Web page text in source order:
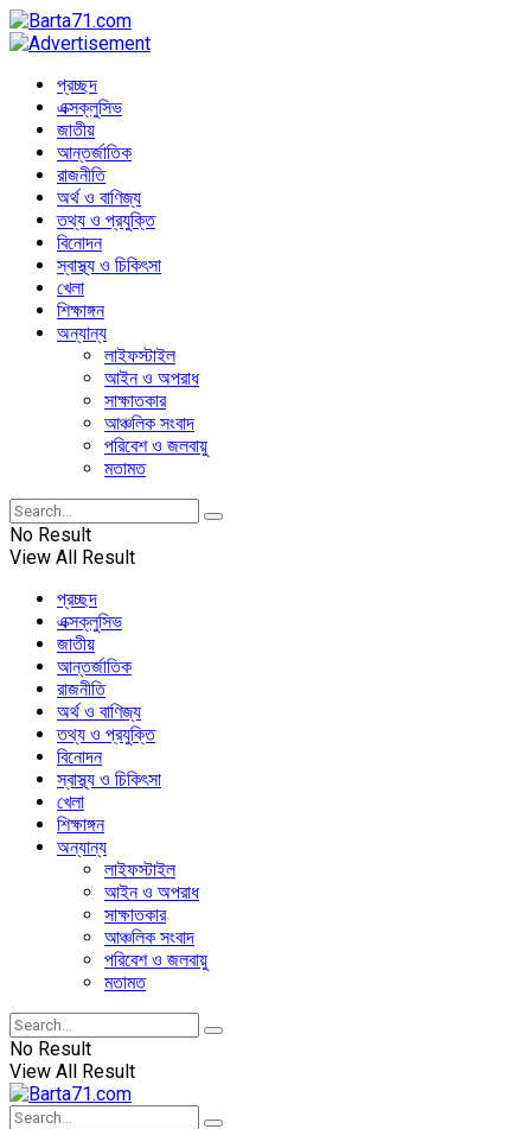
প্রচ্ছদ
এক্সক্লুসিভ
জাতীয়
আন্তর্জাতিক
রাজনীতি
অর্থ ও বাণিজ্য
তথ্য ও প্রযুক্তি
বিনোদন
স্বাস্থ্য ও চিকিৎসা
খেলা
শিক্ষাঙ্গন
অন্যান্য
লাইফস্টাইল
আইন ও অপরাধ
সাক্ষাতকার
আঞ্চলিক সংবাদ
পরিবেশ ও জলবায়ু
মতামত
No Result
View All Result
প্রচ্ছদ
এক্সক্লুসিভ
জাতীয়
আন্তর্জাতিক
রাজনীতি
অর্থ ও বাণিজ্য
তথ্য ও প্রযুক্তি
বিনোদন
স্বাস্থ্য ও চিকিৎসা
খেলা
শিক্ষাঙ্গন
অন্যান্য
লাইফস্টাইল
আইন ও অপরাধ
সাক্ষাতকার
আঞ্চলিক সংবাদ
পরিবেশ ও জলবায়ু
মতামত
No Result
View All Result